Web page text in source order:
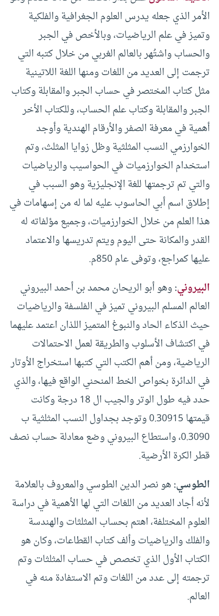
الأمر الذي جعله يدرس العلوم الجغرافية والفلكية
وتميز في علم الرياضيات، وبالأخص في الجبر
والحساب واشتُهر بالعالم الغربي من خلال كتبه التي
ترجمت إلى العديد من اللغات ومنها اللغة اللاتينية
مثل كتاب المختصر في حساب الجبر والمقابلة وكتاب
الجبر والمقابلة وكتاب علم الحساب، وللكتاب الأخر
أهمية في معرفة الصفر والأرقام الهندية وأوجد
الخوارزمي النسب المثلثية وظل زوايا المثلث، وتم
استخدام الخوارزميات في الحواسيب والرياضيات
والتي تم ترجمتها للغة الإنجليزية وهو السبب في
إطلاق اسم أبي الحاسوب عليه لما له من إسهامات في
هذا العلم من خلال الخوارزميات، وجميع مؤلفاته له
القدر والمكانة حتى اليوم ويتم تدريسها والاعتماد
عليها كمراجع، وتوفى عام 850م.
البيروني:وهو أبو الريحان محمد بن أحمد البيروني
العالم المسلم البيروني تميز في الفلسفة والرياضيات
حيث الذكاء الحاد والنبوغ المتميز اللذان اعتمد عليهما
في اكتشاف الأسلوب والطريقة لعمل الاحتمالات
الرياضية، ومن أهم الكتب التي كتبها استخراج الأوتار
في الدائرة بخواص الخط المنحني الواقع فيها، والذي
حدد فيه طول الوتر والجيب ال 18 درجة وكانت
قيمتها 0.30915 وتوجد بجداول النسب المثلثية ب
0.3090، واستطاع البيروني وضع معادلة حساب نصف
قطر الكرة الأرضية.
الطوسي:هو نصر الدين الطوسي والمعروف بالعلامة
لأنه أجاد العديد من اللغات التي لها الأهمية في دراسة
العلوم المختلفة، اهتم بحساب المثلثات والهندسة
والفلك والرياضيات وألف كتاب القطاعات، وكان هو
الكتاب الأول الذي تخصص في حساب المثلثات وتم
ترجمته إلى عدد من اللغات وتم الاستفادة منه في
العالم.